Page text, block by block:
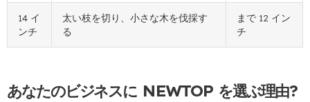
14 イ
ンチ
太い枝を切り、小さな木を伐採す
る
まで 12 イン
チ
あなたのビジネスに NEWTOP を選ぶ理由?